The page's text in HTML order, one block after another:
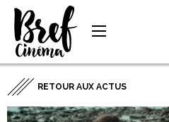
RETOUR AUX ACTUS